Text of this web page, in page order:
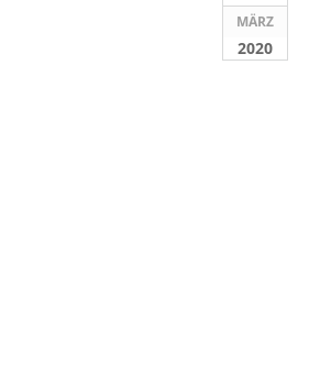
MÄRZ
2020